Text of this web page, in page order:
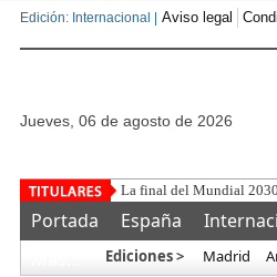
Edición: Internacional | Aviso legal
jueves, 06 de agosto de 2026
El C
Portada España
Ediciones > Madrid